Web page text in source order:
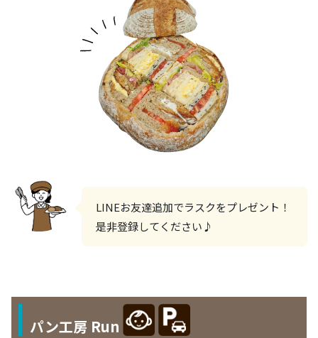
LINEお友達追加でラスクをプレゼント！
是非登録してください♪
パン工房 Run